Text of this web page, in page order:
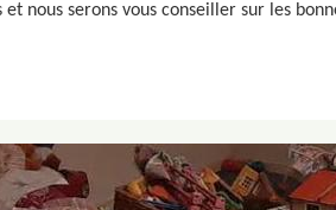
et nous serons vous conseiller sur les